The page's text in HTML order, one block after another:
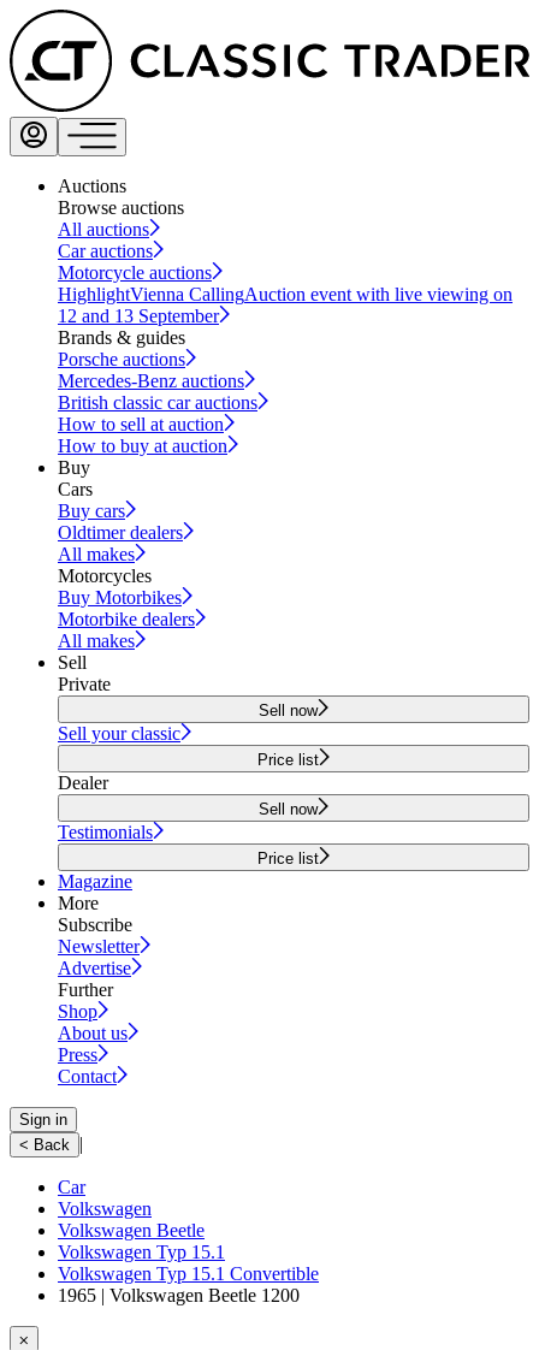
Auctions
Browse auctions
All auctions
Car auctions
Motorcycle auctions
HighlightVienna CallingAuction event with live viewing on
12 and 13 September
Brands & guides
Porsche auctions
Mercedes-Benz auctions
British classic car auctions
How to sell at auction
How to buy at auction
Buy
Cars
Buy cars
Oldtimer dealers
All makes
Motorcycles
Buy Motorbikes
Motorbike dealers
All makes
Sell
Private
Sell now
Sell your classic
Price list
Dealer
Sell now
Testimonials
Price list
Magazine
More
Subscribe
Newsletter
Advertise
Further
Shop
About us
Press
Contact
Sign in
< Back |
Car
Volkswagen
Volkswagen Beetle
Volkswagen Typ 15.1
Volkswagen Typ 15.1 Convertible
1965 | Volkswagen Beetle 1200
⨉